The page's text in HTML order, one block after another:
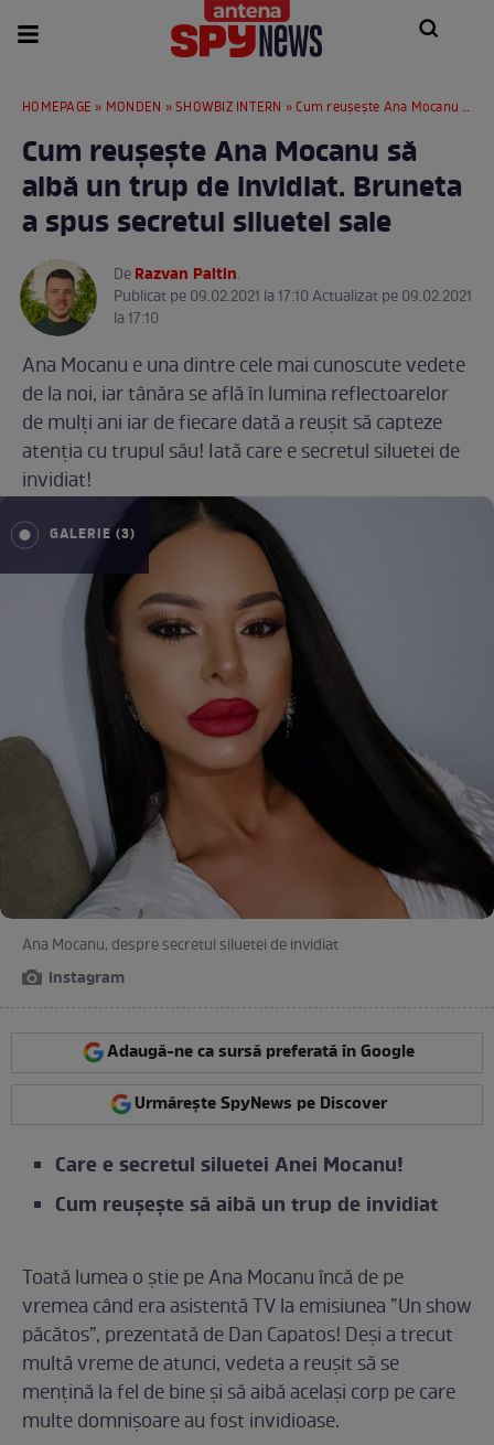
HOMEPAGE » MONDEN »SHOWBIZ INTERN » Cum reușește Ana Mocanu să aibă un trup de invidiat. Bruneta a spus secretul siluetei sale
Cum reușește Ana Mocanu să
aibă un trup de invidiat. Bruneta
a spus secretul siluetei sale
DeRazvan Paltin.
Publicat pe 09.02.2021 la 17:10 Actualizat pe 09.02.2021
la 17:10
Ana Mocanu e una dintre cele mai cunoscute vedete
de la noi, iar tânăra se află în lumina reflectoarelor
de mulți ani iar de fiecare dată a reușit să capteze
atenția cu trupul său! Iată care e secretul siluetei de
invidiat!
GALERIE (3)
Ana Mocanu, despre secretul siluetei de invidiat
instagram
Adaugă-ne ca sursă preferată în Google
Urmărește SpyNews pe Discover
Care e secretul siluetei Anei Mocanu!
Cum reușește să aibă un trup de invidiat
Toată lumea o știe pe Ana Mocanu încă de pe
vremea când era asistentă TV la emisiunea ”Un show
păcătos”, prezentată de Dan Capatos! Deși a trecut
multă vreme de atunci, vedeta a reușit să se
mențină la fel de bine și să aibă același corp pe care
multe domnișoare au fost invidioase.